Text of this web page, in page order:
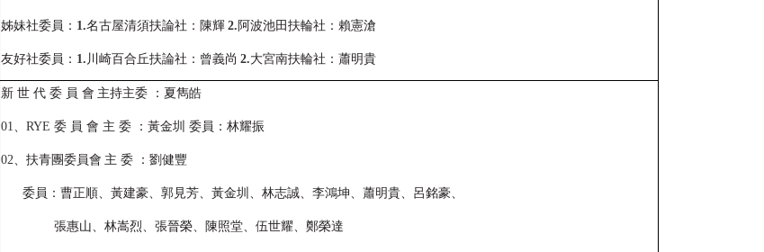
姊妹社委員： 1.名古屋清須扶論社：陳輝 2. 阿波池田扶輪社：賴憲滄
友好社委員： 1. 川崎百合丘扶論社：曾義尚 2.大宮南扶輪社：蕭明貴
新 世 代 委 員 會 主持主委 ：夏雋皓
01、 RYE 委 員 會 主 委 ：黃金圳 委員：林耀振
02、扶青團委員會 主 委 ：劉健豐
委員：曹正順、黃建豪、郭見芳、黃金圳、林志誠、李鴻坤、蕭明貴、呂銘豪、
張惠山、林嵩烈、張晉榮、陳照堂、伍世耀、鄭榮達